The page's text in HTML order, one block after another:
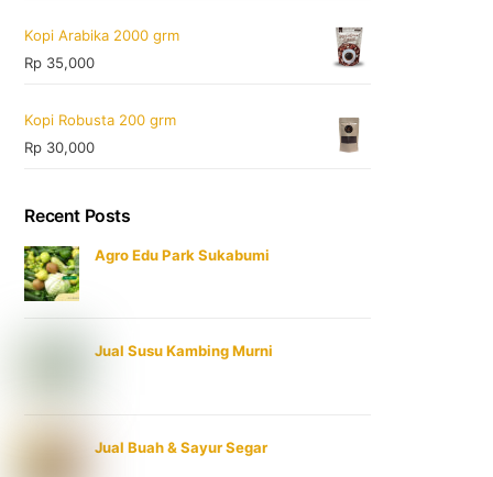
Kopi Arabika 2000 grm
Rp 35,000
Kopi Robusta 200 grm
Rp 30,000
Recent Posts
Agro Edu Park Sukabumi
Jual Susu Kambing Murni
Jual Buah & Sayur Segar